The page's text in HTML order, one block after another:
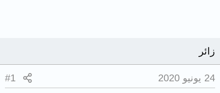
زائر
24 يونيو 2020 #1